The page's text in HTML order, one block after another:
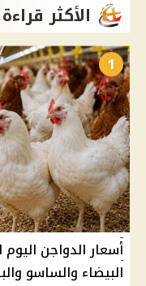
الأكثر قراءة
1
البيضاء والساسو